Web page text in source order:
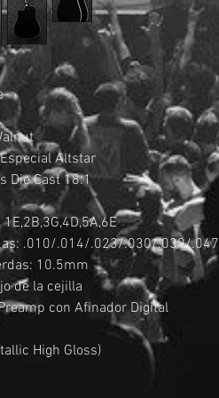
Altstar
Die Cast 18:1
.010/.014/.023/.030/.039/.047
10.5mm
de la cejilla
con Afinador Digital
High Gloss)